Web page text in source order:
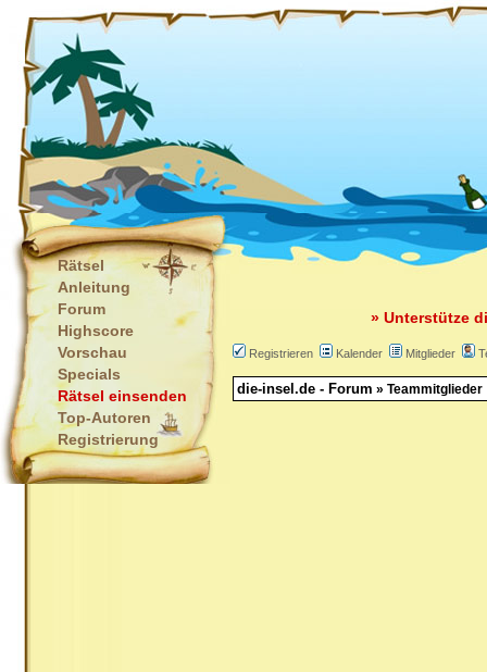
Rätsel
Anleitung
Forum
Highscore
Vorschau
Specials
Rätsel einsenden
Top-Autoren
Registrierung
» Unterstütze
Registrieren Kalender Mitglieder
die-insel.de - Forum » Teammitglieder